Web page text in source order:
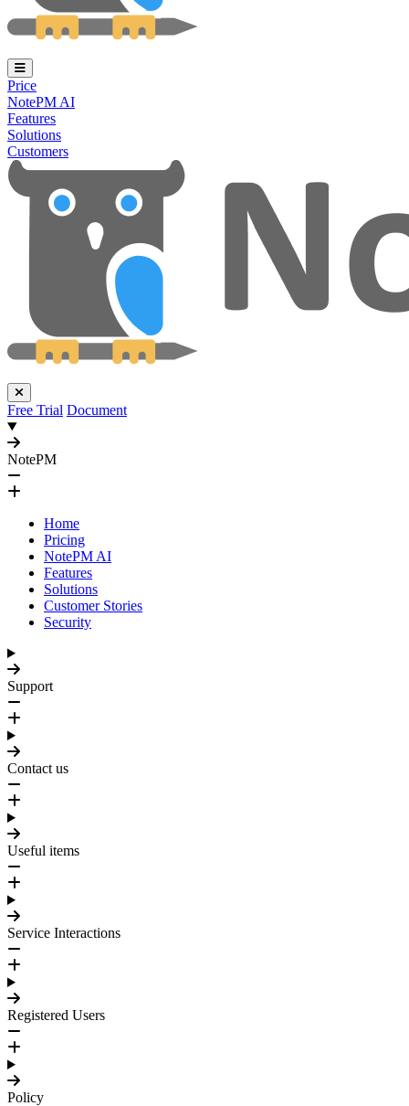
Price
NotePM AI
Features
Solutions
Customers
Free Trial Document
NotePM
Home
Pricing
NotePM AI
Features
Solutions
Customer Stories
Security
Support
Contact us
Useful items
Service Interactions
Registered Users
Policy